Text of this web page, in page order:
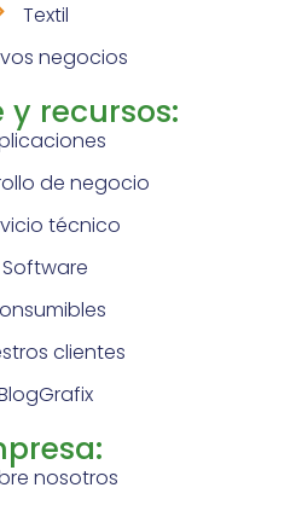
Textil
negocios
y recursos:
de negocio
técnico
Software
clientes
nosotros